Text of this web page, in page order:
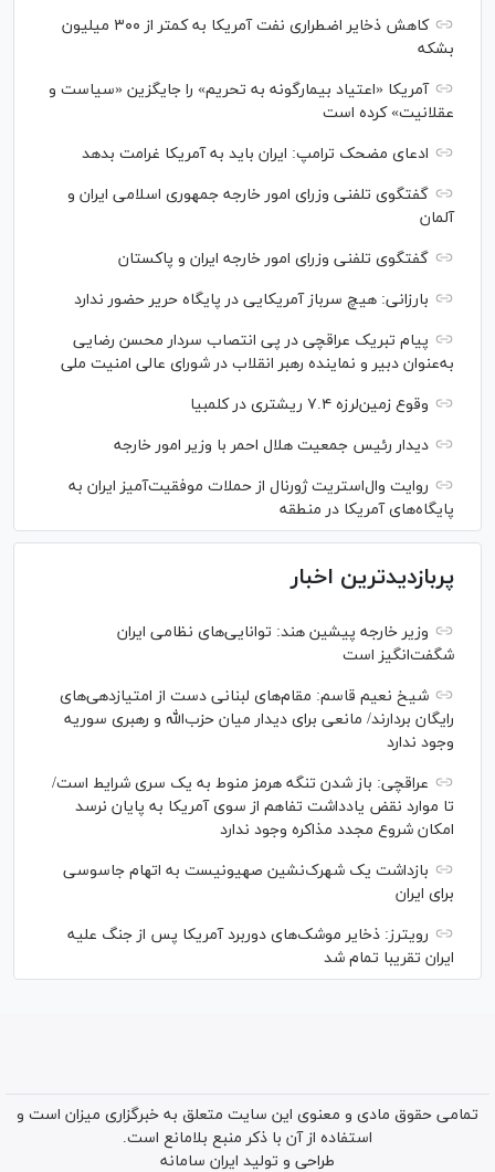
کاهش ذخایر اضطراری نفت آمریکا به کمتر از ۳۰۰ میلیون
بشکه
آمریکا «اعتیاد بیمارگونه به تحریم» را جایگزین «سیاست و
عقلانیت» کرده است
ادعای مضحک ترامپ: ایران باید به آمریکا غرامت بدهد
گفتگوی تلفنی وزرای امور خارجه جمهوری اسلامی ایران و
آلمان
گفتگوی تلفنی وزرای امور خارجه ایران و پاکستان
بارزانی: هیچ سرباز آمریکایی در پایگاه حریر حضور ندارد
پیام تبریک عراقچی در پی انتصاب سردار محسن رضایی
به‌عنوان دبیر و نماینده رهبر انقلاب در شورای عالی امنیت ملی
وقوع زمین‌لرزه ۷.۴ ریشتری در کلمبیا
دیدار رئیس جمعیت هلال احمر با وزیر امور خارجه
روایت وال‌استریت ژورنال از حملات موفقیت‌آمیز ایران به
پایگاه‌های آمریکا در منطقه
پربازدیدترین اخبار
وزیر خارجه پیشین هند: توانایی‌های نظامی ایران
شگفت‌انگیز است
شیخ نعیم قاسم: مقام‌های لبنانی دست از امتیازدهی‌های
رایگان بردارند/ مانعی برای دیدار میان حزب‌الله و رهبری سوریه
وجود ندارد
عراقچی: باز شدن تنگه هرمز منوط به یک سری شرایط است/
تا موارد نقض یادداشت تفاهم از سوی آمریکا به پایان نرسد
امکان شروع مجدد مذاکره وجود ندارد
بازداشت یک شهرک‌نشین صهیونیست به اتهام جاسوسی
برای ایران
رویترز: ذخایر موشک‌های دوربرد آمریکا پس از جنگ علیه
ایران تقریبا تمام شد
تمامی حقوق مادی و معنوی این سایت متعلق به خبرگزاری میزان است و
استفاده از آن با ذکر منبع بلامانع است.
طراحی و تولید ایران سامانه